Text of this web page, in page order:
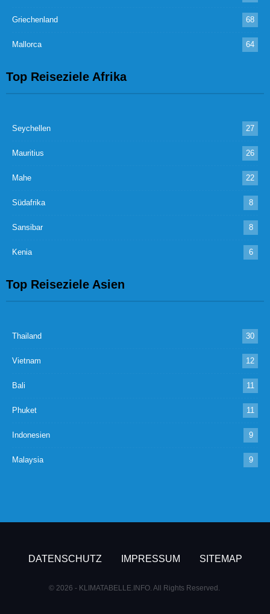
Griechenland 68
Mallorca 64
Top Reiseziele Afrika
Seychellen 27
Mauritius 26
Mahe 22
Südafrika 8
Sansibar 8
Kenia 6
Top Reiseziele Asien
Thailand 30
Vietnam 12
Bali 11
Phuket 11
Indonesien 9
Malaysia 9
DATENSCHUTZ IMPRESSUM SITEMAP
© 2026 - KLIMATABELLE.INFO. All Rights Reserved.